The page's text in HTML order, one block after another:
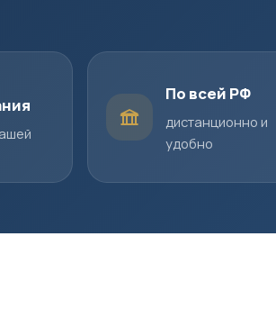
По всей РФ
дистанционно и
удобно